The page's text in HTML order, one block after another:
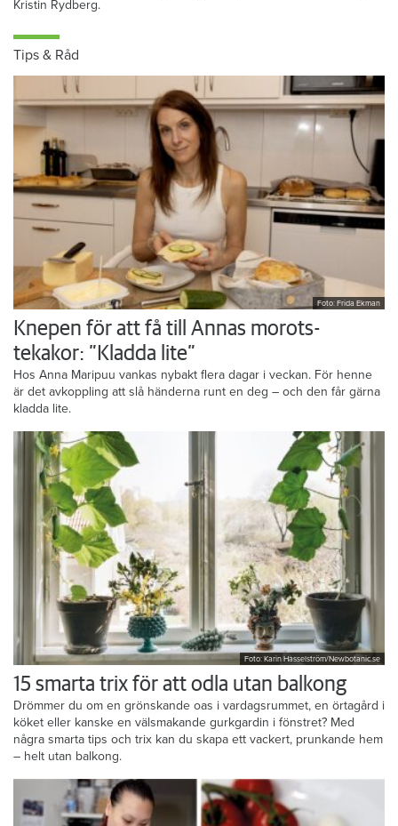
Knepen är enkla: ”Det är ingen uppoffring alls från min sida”, säger
Tips & Råd
Knepen för att få till Annas morots-
tekakor: ”Kladda lite”
Hos Anna Maripuu vankas nybakt flera dagar i veckan. För henne
är det avkoppling att slå händerna runt en deg – och den får gärna
kladda lite.
Foto: Karin Hasselström/Newbotanic.se
15 smarta trix för att odla utan balkong
Drömmer du om en grönskande oas i vardagsrummet, en örtagård i
köket eller kanske en välsmakande gurkgardin i fönstret? Med
några smarta tips och trix kan du skapa ett vackert, prunkande hem
– helt utan balkong.